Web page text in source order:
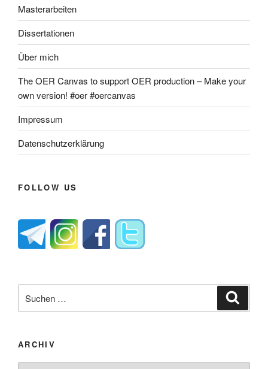
Masterarbeiten
Dissertationen
Über mich
The OER Canvas to support OER production – Make your
own version! #oer #oercanvas
Impressum
Datenschutzerklärung
FOLLOW US
nach:
ARCHIV